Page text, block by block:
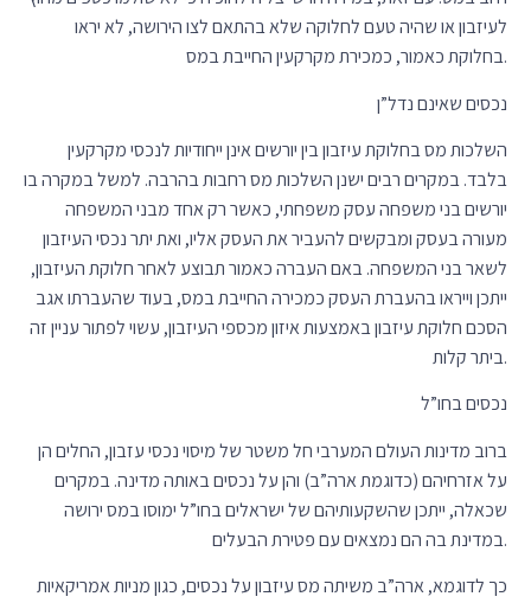
לעיזבון או שהיה טעם לחלוקה שלא בהתאם לצו הירושה, לא יראו
בחלוקת כאמור, כמכירת מקרקעין החייבת במס.
נכסים שאינם נדל”ן
השלכות מס בחלוקת עיזבון בין יורשים אינן ייחודיות לנכסי מקרקעין
בלבד. במקרים רבים ישנן השלכות מס רחבות בהרבה. למשל במקרה בו
יורשים בני משפחה עסק משפחתי, כאשר רק אחד מבני המשפחה
מעורה בעסק ומבקשים להעביר את העסק אליו, ואת יתר נכסי העיזבון
לשאר בני המשפחה. באם העברה כאמור תבוצע לאחר חלוקת העיזבון,
ייתכן וייראו בהעברת העסק כמכירה החייבת במס, בעוד שהעברתו אגב
הסכם חלוקת עיזבון באמצעות איזון מכספי העיזבון, עשוי לפתור עניין זה
ביתר קלות.
נכסים בחו”ל
ברוב מדינות העולם המערבי חל משטר של מיסוי נכסי עזבון, החלים הן
על אזרחיהם (כדוגמת ארה”ב) והן על נכסים באותה מדינה. במקרים
שכאלה, ייתכן שהשקעותיהם של ישראלים בחו”ל ימוסו במס ירושה
במדינת בה הם נמצאים עם פטירת הבעלים.
כך לדוגמא, ארה”ב משיתה מס עיזבון על נכסים, כגון מניות אמריקאיות